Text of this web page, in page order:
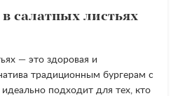
салатных листьях
— это здоровая и
традиционным бургерам с
подходит для тех, кто